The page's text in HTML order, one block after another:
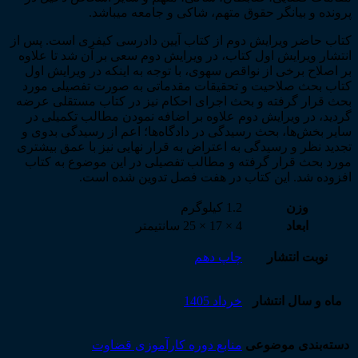
پرونده و بیانگر حقوق متهم، شاکی و جامعه می­باشد.
کتاب حاضر ویرایش دوم از کتاب آیین دادرسی کیفری است. پس از
انتشار ویرایش اول کتاب، در ویرایش دوم سعی بر آن شد تا علاوه
بر اصلاح برخی از نواقص سهوی، با توجه به اینکه در ویرایش اول
کتاب بحث صلاحیت و تحقیقات مقدماتی به صورت تفصیلی مورد
بحث قرار گرفته و بحث اجرای احکام نیز در کتاب مستقلی عرضه
گردید، در ویرایش دوم علاوه بر اضافه نمودن مطالب تکمیلی در
سایر بخش­‌ها، بحث رسیدگی در دادگاه­‌ها؛ اعم از رسیدگی بدوی و
تجدید نظر و رسیدگی به اعتراض به قرار نهایی نیز با عمق بیشتری
مورد بحث قرار گرفته و مطالب تفصیلی در این موضوع به کتاب
افزوده شد. این کتاب در هفت فصل تدوین شده است.
وزن
1.2 کیلوگرم
ابعاد
4 × 17 × 25 سانتیمتر
نوبت انتشار چاپ دهم
ماه و سال انتشار خرداد 1405
دسته‌بندی موضوعی منابع دوره کارآموزی قضاوت